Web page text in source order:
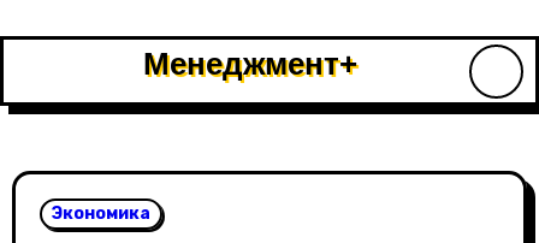
Менеджмент+
Экономика